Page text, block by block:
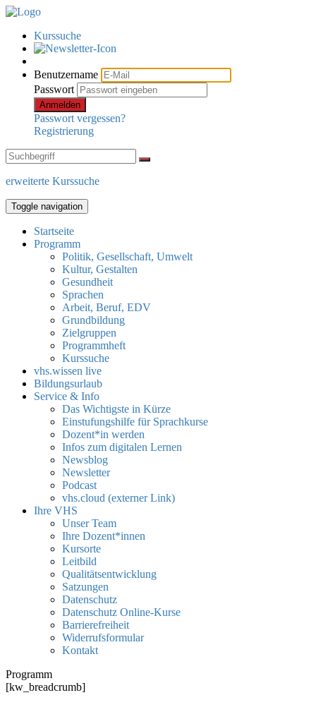
Kurssuche
Benutzername
Passwort
Anmelden
Passwort vergessen?
Registrierung
erweiterte Kurssuche
Toggle navigation
Startseite
Programm
Politik, Gesellschaft, Umwelt
Kultur, Gestalten
Gesundheit
Sprachen
Arbeit, Beruf, EDV
Grundbildung
Zielgruppen
Programmheft
Kurssuche
vhs.wissen live
Bildungsurlaub
Service & Info
Das Wichtigste in Kürze
Einstufungshilfe für Sprachkurse
Dozent*in werden
Infos zum digitalen Lernen
Newsblog
Newsletter
Podcast
vhs.cloud (externer Link)
Ihre VHS
Unser Team
Ihre Dozent*innen
Kursorte
Leitbild
Qualitätsentwicklung
Satzungen
Datenschutz
Datenschutz Online-Kurse
Barrierefreiheit
Widerrufsformular
Kontakt
Programm
[kw_breadcrumb]